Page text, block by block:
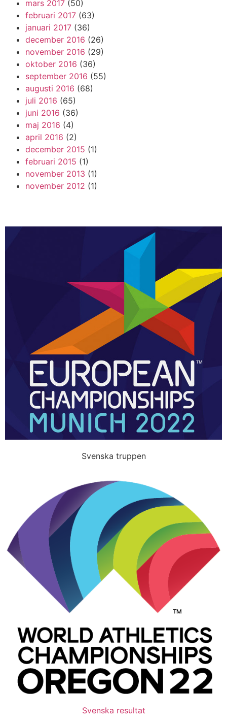
mars 2017 (50)
februari 2017 (63)
januari 2017 (36)
december 2016 (26)
november 2016 (29)
oktober 2016 (36)
september 2016 (55)
augusti 2016 (68)
juli 2016 (65)
juni 2016 (36)
maj 2016 (4)
april 2016 (2)
december 2015 (1)
februari 2015 (1)
november 2013 (1)
november 2012 (1)
Svenska truppen
Svenska resultat